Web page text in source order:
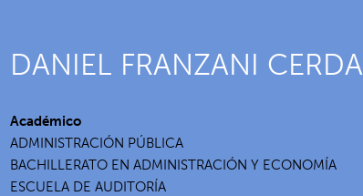
DANIEL FRANZANI CERDA
Académico
ADMINISTRACIÓN PÚBLICA
BACHILLERATO EN ADMINISTRACIÓN Y ECONOMÍA
ESCUELA DE AUDITORÍA